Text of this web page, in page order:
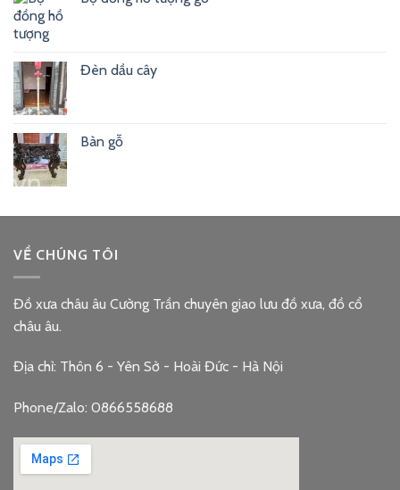
Đèn dầu cây
Bàn gỗ
VỀ CHÚNG TÔI
Đồ xưa châu âu Cường Trần chuyên giao lưu đồ xưa, đồ cổ
châu âu.
Địa chỉ: Thôn 6 - Yên Sở - Hoài Đức - Hà Nội
Phone/Zalo: 0866558688